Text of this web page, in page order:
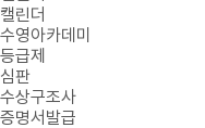
캘린더
수영아카데미
등급제
심판
수상구조사
증명서발급